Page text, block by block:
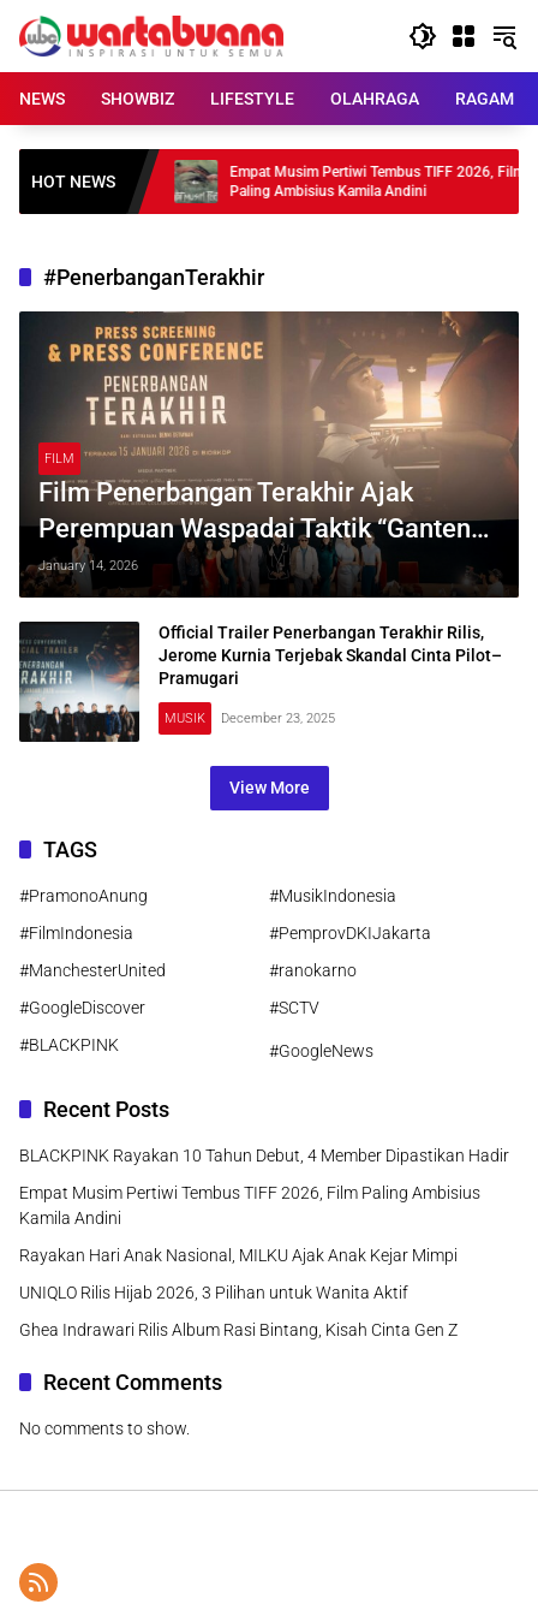
content
NEWS
SHOWBIZ LIFESTYLE OLAHRAGA RAGAM
HOT NEWS
Debut, 4
Empat Musim Pertiwi Tembus TIFF 2026, Film
Paling Ambisius Kamila Andini
#PenerbanganTerakhir
FILM
Film Penerbangan Terakhir Ajak
Perempuan Waspadai Taktik “Ganteng-
Ganteng Manipulatif” di Balik Kokpit
January 14, 2026
Official Trailer Penerbangan Terakhir Rilis,
Jerome Kurnia Terjebak Skandal Cinta Pilot–
Pramugari
MUSIK December 23, 2025
View More
TAGS
#PramonoAnung
#MusikIndonesia
#FilmIndonesia
#PemprovDKIJakarta
#ManchesterUnited
#ranokarno
#GoogleDiscover
#SCTV
#BLACKPINK
#GoogleNews
Recent Posts
BLACKPINK Rayakan 10 Tahun Debut, 4 Member Dipastikan Hadir
Empat Musim Pertiwi Tembus TIFF 2026, Film Paling Ambisius
Kamila Andini
Rayakan Hari Anak Nasional, MILKU Ajak Anak Kejar Mimpi
UNIQLO Rilis Hijab 2026, 3 Pilihan untuk Wanita Aktif
Ghea Indrawari Rilis Album Rasi Bintang, Kisah Cinta Gen Z
Recent Comments
No comments to show.